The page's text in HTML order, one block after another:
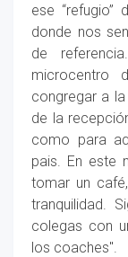
ese “refugio”
donde nos
de
microcentro
congregar a
de la
como para
pais. En este
tomar un
tranquilidad.
colegas con
los coaches".